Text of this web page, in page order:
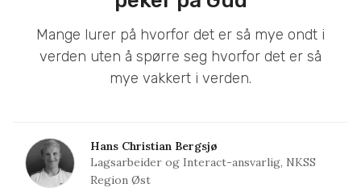
Mange lurer på hvorfor det er så mye ondt i
verden uten å spørre seg hvorfor det er så
mye vakkert i verden.
Hans Christian Bergsjø
Lagsarbeider og Interact-ansvarlig, NKSS
Region Øst